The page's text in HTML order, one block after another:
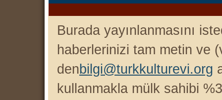
Burada yayınlanmasını
haberlerinizi tam metin ve
denbilgi@turkkulturevi.org
kullanmakla mü lk sahibi